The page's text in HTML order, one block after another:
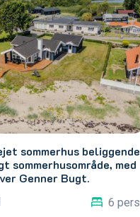
sommerhus beliggende
sommerhusområde, med
Genner Bugt.
6 pers.